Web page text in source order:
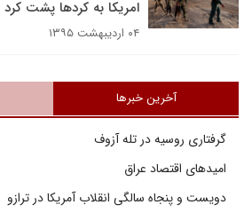
امریکا به کردها پشت کرد
۰۴ اردیبهشت ۱۳۹۵
آخرین خبرها
گرفتاری روسیه در تله آزوف
امیدهای اقتصاد عراق
دویست و پنجاه سالگی انقلاب آمریکا در ترازو